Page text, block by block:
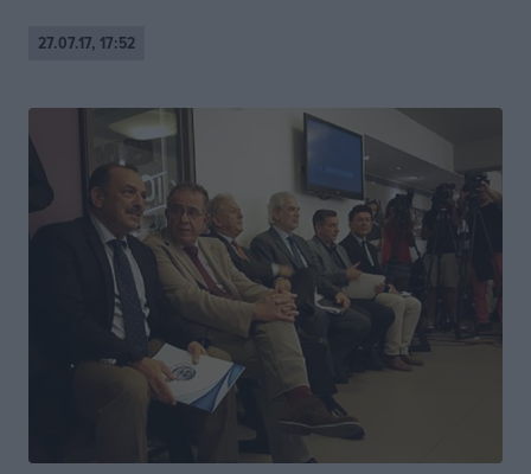
27.07.17, 17:52